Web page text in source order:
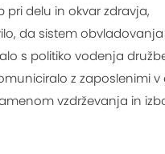
pri delu in okvar zdravja,
da sistem
s politiko vodenja
z zaposlenimi
vzdrževanja in